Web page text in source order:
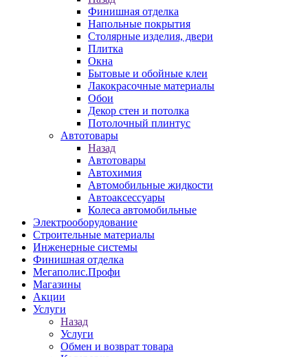
Финишная отделка
Напольные покрытия
Столярные изделия, двери
Плитка
Окна
Бытовые и обойные клеи
Лакокрасочные материалы
Обои
Декор стен и потолка
Потолочный плинтус
Автотовары
Назад
Автотовары
Автохимия
Автомобильные жидкости
Автоаксессуары
Колеса автомобильные
Электрооборудование
Строительные материалы
Инженерные системы
Финишная отделка
Мегаполис.Профи
Магазины
Акции
Услуги
Назад
Услуги
Обмен и возврат товара